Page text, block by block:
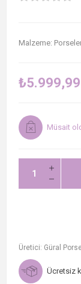
Malzeme:
₺5.999,99
Müsait
Üretici: Güral
Ücretsiz